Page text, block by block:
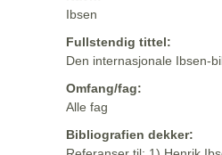
Ibsen
Fullstendig tittel:
Den internasjonale Ibsen-
Omfang/fag:
Alle fag
Bibliografien dekker: